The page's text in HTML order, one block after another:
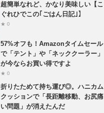
超簡単なれど、かなり美味しい【こ
ぐれひでこの｢ごはん日記｣】
★ 0
57%オフも！Amazonタイムセール
で「テント」や「ネッククーラー」
が今ならお買い得ですよ
★ 0
折りたためて持ち運び◎。ハニカム
クッションで「長距離移動、お尻痛
い問題」が消えたんだ